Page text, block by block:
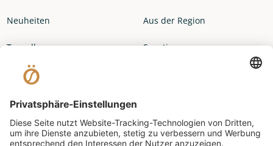
Neuheiten
Topseller
Aus der Region
Sonstiges